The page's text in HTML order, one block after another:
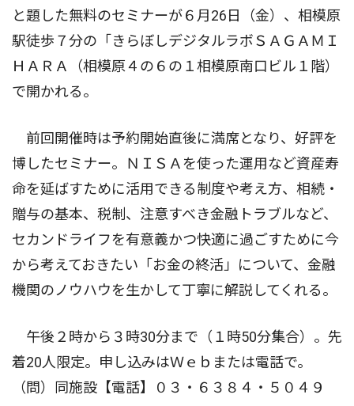
と題した無料のセミナーが６月26日（金）、相模原
駅徒歩７分の「きらぼしデジタルラボＳＡＧＡＭＩ
ＨＡＲＡ（相模原４の６の１相模原南口ビル１階）
で開かれる。
前回開催時は予約開始直後に満席となり、好評を
博したセミナー。ＮＩＳＡを使った運用など資産寿
命を延ばすために活用できる制度や考え方、相続・
贈与の基本、税制、注意すべき金融トラブルなど、
セカンドライフを有意義かつ快適に過ごすために今
から考えておきたい「お金の終活」について、金融
機関のノウハウを生かして丁寧に解説してくれる。
午後２時から３時30分まで（１時50分集合）。先
着20人限定。申し込みはＷｅｂまたは電話で。
（問）同施設【電話】０３・６３８４・５０４９